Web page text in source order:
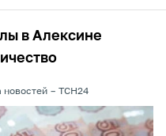
в Алексине
новостей ТСН24